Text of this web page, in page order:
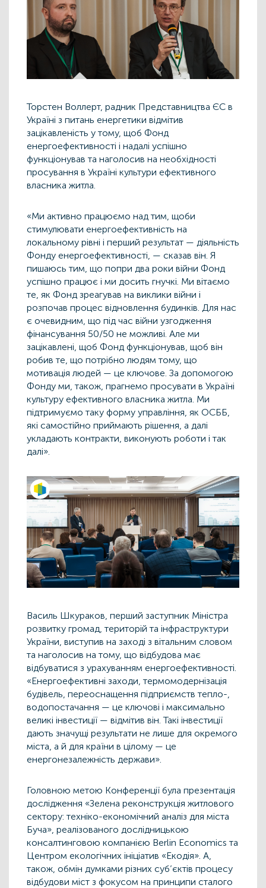
Торстен Воллерт, радник Представництва ЄС в
Україні з питань енергетики відмітив
зацікавленість у тому, щоб Фонд
енергоефективності і надалі успішно
функціонував та наголосив на необхідності
просування в Україні культури ефективного
власника житла.
«Ми активно працюємо над тим, щоби
стимулювати енергоефективність на
локальному рівні і перший результат — діяльність
Фонду енергоефективності, — сказав він. Я
пишаюсь тим, що попри два роки війни Фонд
успішно працює і ми досить гнучкі. Ми вітаємо
те, як Фонд зреагував на виклики війни і
розпочав процес відновлення будинків. Для нас
є очевидним, що під час війни узгодження
фінансування 50/50 не можливі. Але ми
зацікавлені, щоб Фонд функціонував, щоб він
робив те, що потрібно людям тому, що
мотивація людей — це ключове. За допомогою
Фонду ми, також, прагнемо просувати в Україні
культуру ефективного власника житла. Ми
підтримуємо таку форму управління, як ОСББ,
які самостійно приймають рішення, а далі
укладають контракти, виконують роботи і так
далі».
Василь Шкураков, перший заступник Міністра
розвитку громад, територій та інфраструктури
України, виступив на заході з вітальним словом
та наголосив на тому, що відбудова має
відбуватися з урахуванням енергоефективності.
«Енергоефективні заходи, термомодернізація
будівель, переоснащення підприємств тепло-,
водопостачання — це ключові і максимально
великі інвестиції — відмітив він. Такі інвестиції
дають значущі результати не лише для окремого
міста, а й для країни в цілому — це
енергонезалежність держави».
Головною метою Конференції була презентація
дослідження «Зелена реконструкція житлового
сектору: техніко-економічний аналіз для міста
Буча», реалізованого дослідницькою
консалтинговою компанією Berlin Economics та
Центром екологічних ініціатив «Екодія». А,
також, обмін думками різних суб’єктів процесу
відбудови міст з фокусом на принципи сталого